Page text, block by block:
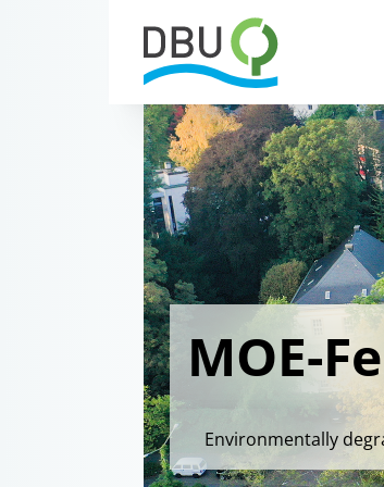
MOE-
Environmentally